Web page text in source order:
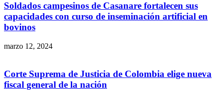
Soldados campesinos de Casanare fortalecen sus
capacidades con curso de inseminación artificial en
bovinos
marzo 12, 2024
Corte Suprema de Justicia de Colombia elige nueva
fiscal general de la nación